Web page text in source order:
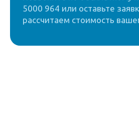
5000 964 или оставьте
рассчитаем стоимость